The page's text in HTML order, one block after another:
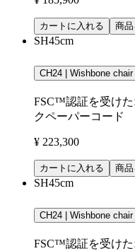
カートに入れる 商
SH45cm
CH24 | Wishbone
FSC™認証を受けた
クペーパーコード
¥ 223,300
カートに入れる 商
SH45cm
CH24 | Wishbone
FSC™認証を受けた